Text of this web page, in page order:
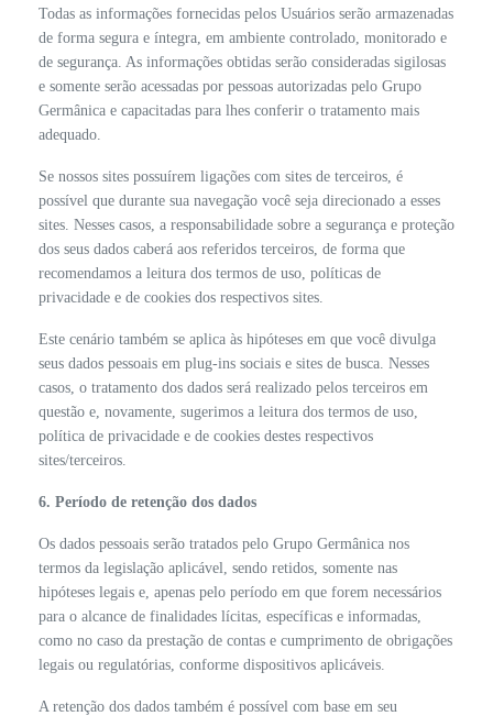
Todas as informações fornecidas pelos Usuários serão armazenadas
de forma segura e íntegra, em ambiente controlado, monitorado e
de segurança. As informações obtidas serão consideradas sigilosas
e somente serão acessadas por pessoas autorizadas pelo Grupo
Germânica e capacitadas para lhes conferir o tratamento mais
adequado.
Se nossos sites possuírem ligações com sites de terceiros, é
possível que durante sua navegação você seja direcionado a esses
sites. Nesses casos, a responsabilidade sobre a segurança e proteção
dos seus dados caberá aos referidos terceiros, de forma que
recomendamos a leitura dos termos de uso, políticas de
privacidade e de cookies dos respectivos sites.
Este cenário também se aplica às hipóteses em que você divulga
seus dados pessoais em plug-ins sociais e sites de busca. Nesses
casos, o tratamento dos dados será realizado pelos terceiros em
questão e, novamente, sugerimos a leitura dos termos de uso,
política de privacidade e de cookies destes respectivos
sites/terceiros.
6. Período de retenção dos dados
Os dados pessoais serão tratados pelo Grupo Germânica nos
termos da legislação aplicável, sendo retidos, somente nas
hipóteses legais e, apenas pelo período em que forem necessários
para o alcance de finalidades lícitas, específicas e informadas,
como no caso da prestação de contas e cumprimento de obrigações
legais ou regulatórias, conforme dispositivos aplicáveis.
A retenção dos dados também é possível com base em seu